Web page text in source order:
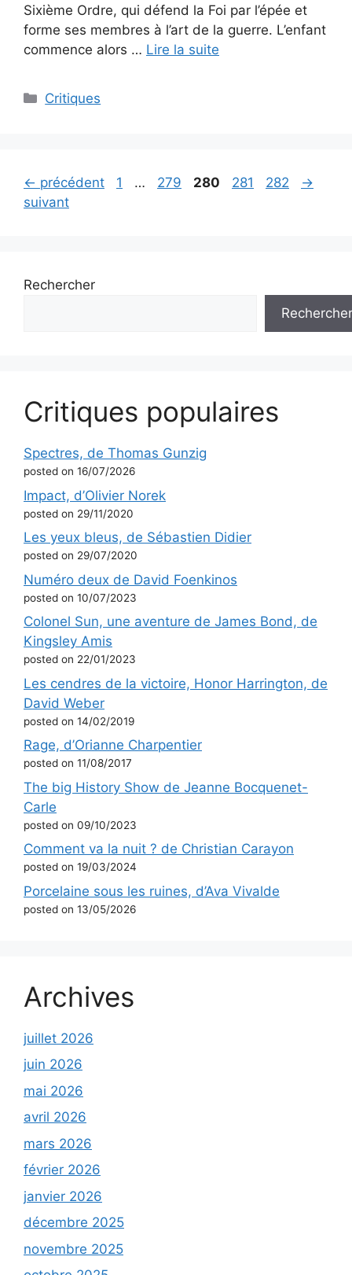
Sixième Ordre, qui défend la Foi par l’épée et
forme ses membres à l’art de la guerre. L’enfant
commence alors … Lire la suite
Critiques
← précédent 1 … 279 280 281 282
→
suivant
Rechercher
Rechercher
Critiques populaires
Spectres, de Thomas Gunzig
posted on 16/07/2026
Impact, d’Olivier Norek
posted on 29/11/2020
Les yeux bleus, de Sébastien Didier
posted on 29/07/2020
Numéro deux de David Foenkinos
posted on 10/07/2023
Colonel Sun, une aventure de James Bond, de
Kingsley Amis
posted on 22/01/2023
Les cendres de la victoire, Honor Harrington, de
David Weber
posted on 14/02/2019
Rage, d’Orianne Charpentier
posted on 11/08/2017
The big History Show de Jeanne Bocquenet-
Carle
posted on 09/10/2023
Comment va la nuit ? de Christian Carayon
posted on 19/03/2024
Porcelaine sous les ruines, d’Ava Vivalde
posted on 13/05/2026
Archives
juillet 2026
juin 2026
mai 2026
avril 2026
mars 2026
février 2026
janvier 2026
décembre 2025
novembre 2025